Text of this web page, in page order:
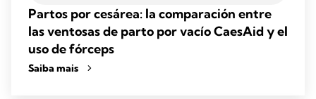
Partos por cesárea: la comparación entre
las ventosas de parto por vacío CaesAid y el
uso de fórceps
Saiba mais